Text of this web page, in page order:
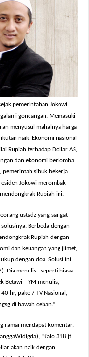
pemerintahan Jokowi
goncangan. Memasuki
menyusul mahalnya harga
naik. Ekonomi nasional
Rupiah terhadap Dollar AS,
dan ekonomi berlomba
pemerintah sibuk bekerja
Jokowi merombak
Rupiah ini.
ustadz yang sangat
Berbeda dengan
Rupiah dengan
dan keuangan yang jlimet,
dengan doa. Solusi ini
Dia menulis –seperti biasa
Betawi—YM menulis,
hr, pake 7 TV Nasional,
di bawah ceban.”
ramai mendapat komentar,
“Kalo 318 jt
akan naik dengan